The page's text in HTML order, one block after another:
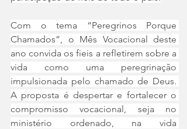
Com o tema “Peregrinos Porque
Chamados”, o Mês Vocacional deste
ano convida os fieis a refletirem sobre a
vida como uma peregrinação
impulsionada pelo chamado de Deus.
A proposta é despertar e fortalecer o
compromisso vocacional, seja no
ministério ordenado, na vida